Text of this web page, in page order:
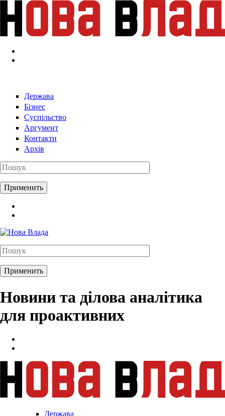
Перейти к основному содержанию
Держава
Бізнес
Суспільство
Аргумент
Контакти
Архів
Новини та ділова аналітика
для проактивних
Держава